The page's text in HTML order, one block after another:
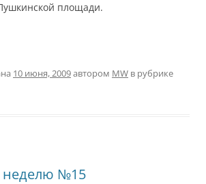
площади.
10 июня, 2009автором MW в рубрике
неделю №15